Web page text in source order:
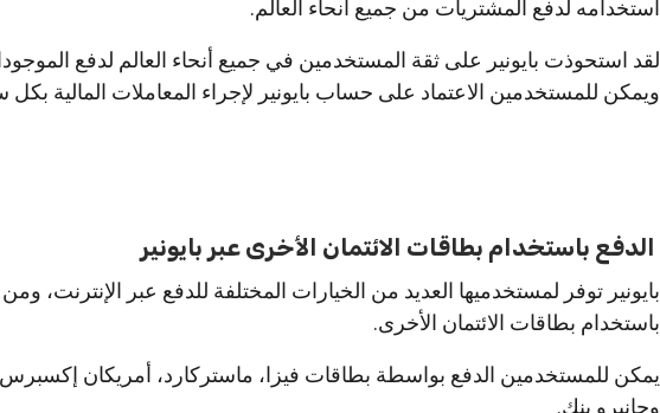
استخدامه لدفع المشتريات من جميع أنحاء العالم.
لقد استحوذت بايونير على ثقة المستخدمين في جميع أنحاء العالم لدفع
ويمكن للمستخدمين الاعتماد على حساب بايونير لإجراء المعاملات المالية
الدفع باستخدام بطاقات الائتمان الأخرى عبر بايونير
بايونير توفر لمستخدميها العديد من الخيارات المختلفة للدفع عبر الإنترنت، ومن
باستخدام بطاقات الائتمان الأخرى.
يمكن للمستخدمين الدفع بواسطة بطاقات فيزا، ماستركارد، أمريكان
وجانيرو بنك.